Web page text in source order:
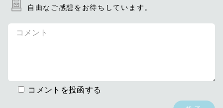
自由なご感想をお待ちしています。
コメントを投函する